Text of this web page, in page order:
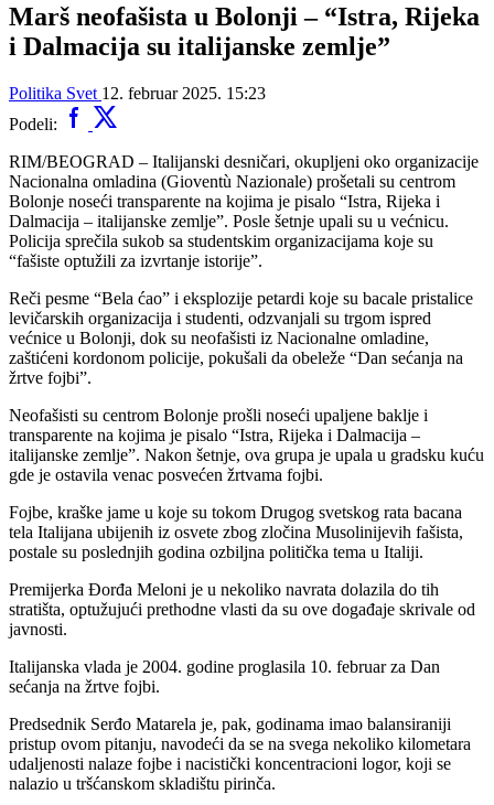
Marš neofašista u Bolonji – “Istra, Rijeka
i Dalmacija su italijanske zemlje”
Politika Svet 12. februar 2025. 15:23
Podeli:
RIM/BEOGRAD – Italijanski desničari, okupljeni oko organizacije
Nacionalna omladina (Gioventù Nazionale) prošetali su centrom
Bolonje noseći transparente na kojima je pisalo “Istra, Rijeka i
Dalmacija – italijanske zemlje”. Posle šetnje upali su u većnicu.
Policija sprečila sukob sa studentskim organizacijama koje su
“fašiste optužili za izvrtanje istorije”.
Reči pesme “Bela ćao” i eksplozije petardi koje su bacale pristalice
levičarskih organizacija i studenti, odzvanjali su trgom ispred
većnice u Bolonji, dok su neofašisti iz Nacionalne omladine,
zaštićeni kordonom policije, pokušali da obeleže “Dan sećanja na
žrtve fojbi”.
Neofašisti su centrom Bolonje prošli noseći upaljene baklje i
transparente na kojima je pisalo “Istra, Rijeka i Dalmacija –
italijanske zemlje”. Nakon šetnje, ova grupa je upala u gradsku kuću
gde je ostavila venac posvećen žrtvama fojbi.
Fojbe, kraške jame u koje su tokom Drugog svetskog rata bacana
tela Italijana ubijenih iz osvete zbog zločina Musolinijevih fašista,
postale su poslednjih godina ozbiljna politička tema u Italiji.
Premijerka Đorđa Meloni je u nekoliko navrata dolazila do tih
stratišta, optužujući prethodne vlasti da su ove događaje skrivale od
javnosti.
Italijanska vlada je 2004. godine proglasila 10. februar za Dan
sećanja na žrtve fojbi.
Predsednik Serđo Matarela je, pak, godinama imao balansiraniji
pristup ovom pitanju, navodeći da se na svega nekoliko kilometara
udaljenosti nalaze fojbe i nacistički koncentracioni logor, koji se
nalazio u tršćanskom skladištu pirinča.